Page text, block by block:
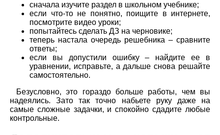
сначала изучите раздел в школьном учебнике;
если что-то не понятно, поищите в интернете,
посмотрите видео уроки;
попытайтесь сделать ДЗ на черновике;
теперь настала очередь решебника – сравните
ответы;
если вы допустили ошибку – найдите ее в
уравнении, исправьте, а дальше снова решайте
самостоятельно.
Безусловно, это гораздо больше работы, чем вы
надеялись. Зато так точно набьете руку даже на
самые сложные задачки, и спокойно сдадите любые
контрольные.